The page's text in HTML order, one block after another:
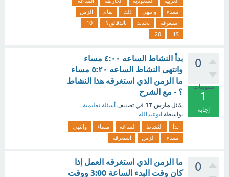
مساء
وانتهى ذلك تمام
الزمن
استغرقه
تحديد بالدقائق؟
15
20
0
تصويتات
1
إجابة
بدأ النشاط الساعه ٤:٠٠ مساء
وانتهى النشاط الساعه ٥:٢٠ مساء
ما الزمن الذي استغرقه هذا النشاط
؟ - مع الشرح
سُئل مارس 17 في تصنيف أسئلة تعليمية
بواسطة ابوعبدالله
بدأ النشاط الساعه مساء
وانتهى
مساء
الزمن استغرقه
0
ما الزمن الذي استغرقه العمل إذا
كان وقت البدء الساعة 3:00 ووقت